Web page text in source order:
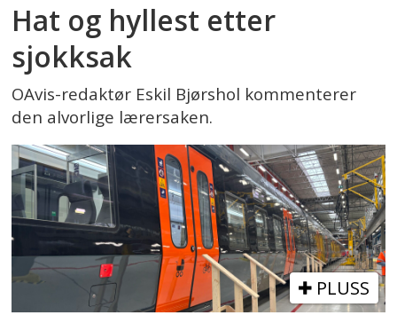
Hat og hyllest etter
sjokksak
OAvis-redaktør Eskil Bjørshol kommenterer
den alvorlige lærersaken.
PLUSS